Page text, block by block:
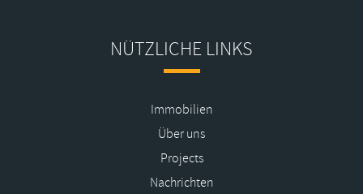
NÜTZLICHE LINKS
Immobilien
Über uns
Projects
Nachrichten